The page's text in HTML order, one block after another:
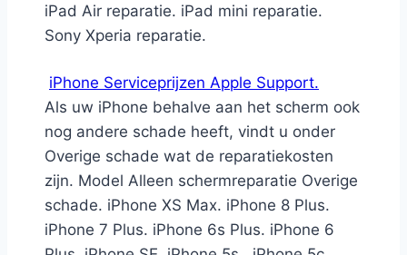
iPad Air reparatie. iPad mini reparatie.
Sony Xperia reparatie.
iPhone Serviceprijzen Apple Support.
Als uw iPhone behalve aan het scherm ook
nog andere schade heeft, vindt u onder
Overige schade wat de reparatiekosten
zijn. Model Alleen schermreparatie Overige
schade. iPhone XS Max. iPhone 8 Plus.
iPhone 7 Plus. iPhone 6s Plus. iPhone 6